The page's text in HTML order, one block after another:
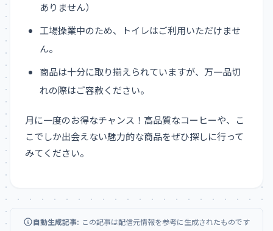
ありません）
工場操業中のため、トイレはご利用いただけませ
ん。
商品は十分に取り揃えられていますが、万一品切
れの際はご容赦ください。
月に一度のお得なチャンス！高品質なコーヒーや、こ
こでしか出会えない魅力的な商品をぜひ探しに行って
みてください。
自動生成記事: この記事は配信元情報を参考に生成されたものです